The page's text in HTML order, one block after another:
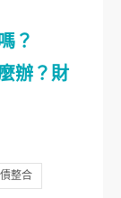
？
辦？財
整合